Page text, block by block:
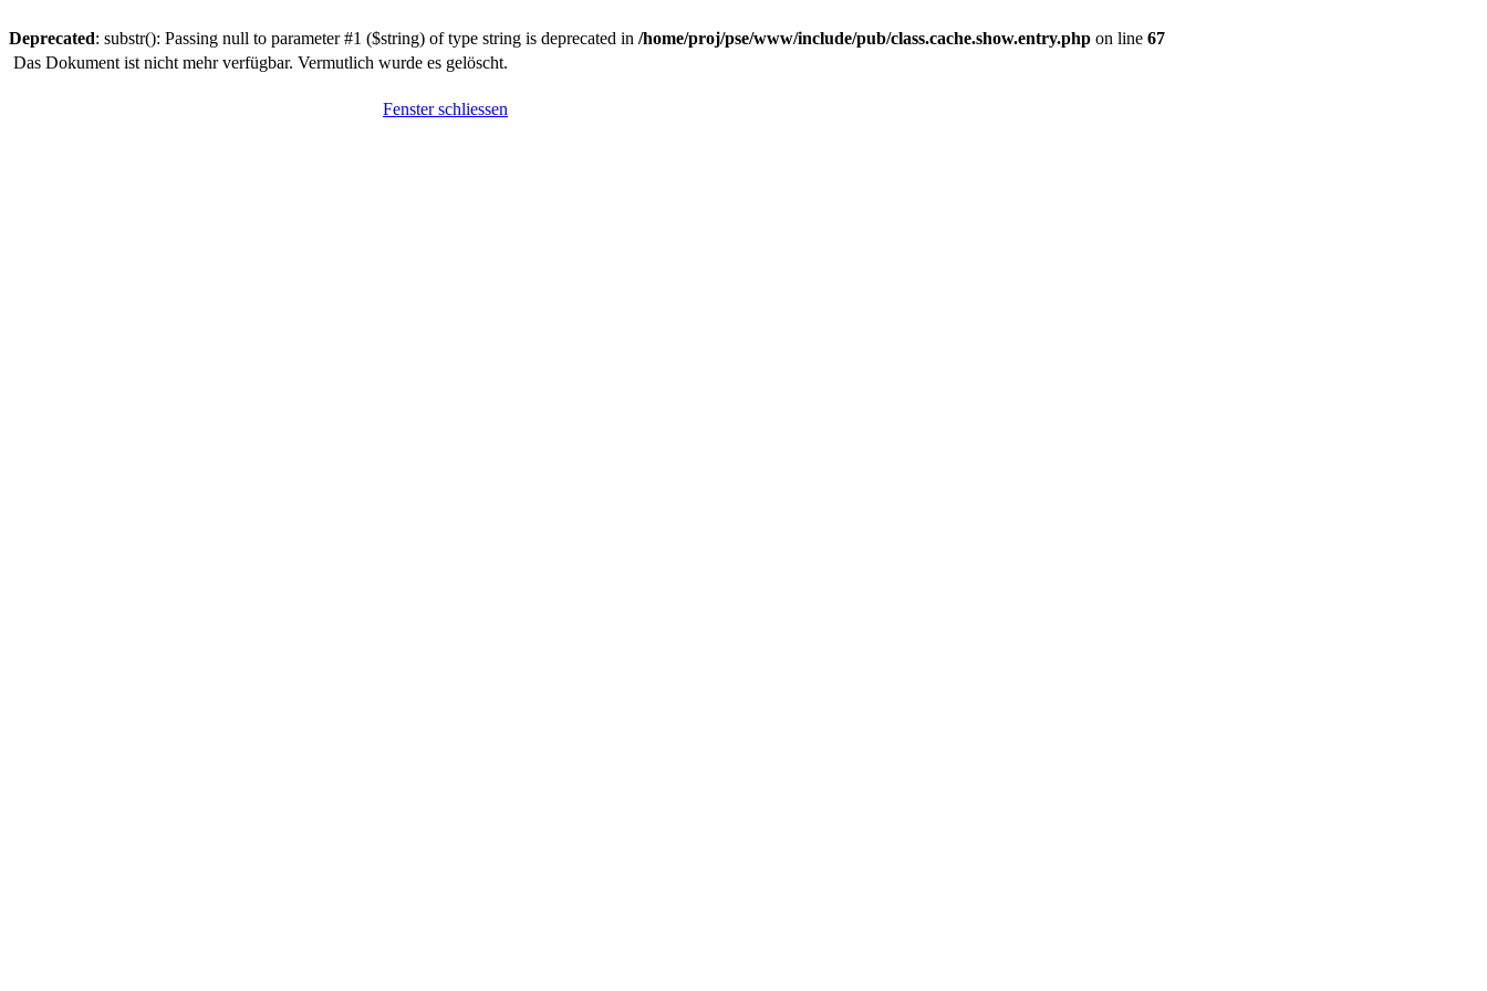
Deprecated: substr(): Passing null to parameter #1 ($string) of type string is deprecated in /home/proj/pse/www/include/pub/class.cache.show.entry.php on line 67
Das Dokument ist nicht mehr verfügbar. Vermutlich wurde es gelöscht.
Fenster schliessen